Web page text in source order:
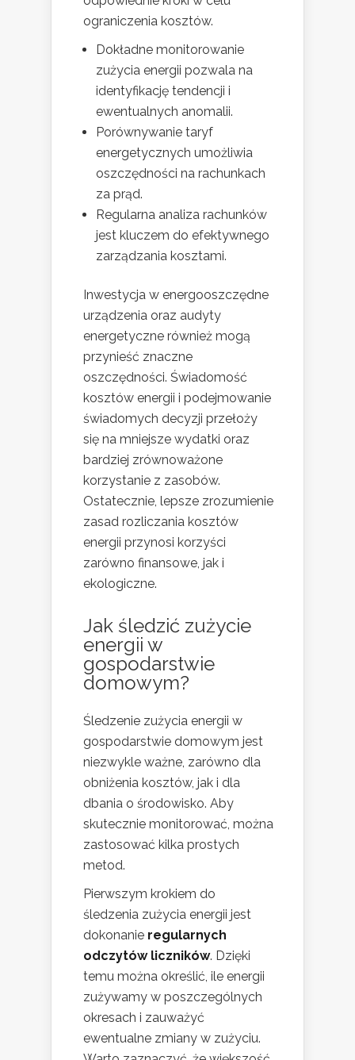
ograniczenia kosztów.
Dokładne monitorowanie
zużycia energii pozwala na
identyfikację tendencji i
ewentualnych anomalii.
Porównywanie taryf
energetycznych umożliwia
oszczędności na rachunkach
za prąd.
Regularna analiza rachunków
jest kluczem do efektywnego
zarządzania kosztami.
Inwestycja w energooszczędne
urządzenia oraz audyty
energetyczne również mogą
przynieść znaczne
oszczędności. Świadomość
kosztów energii i podejmowanie
świadomych decyzji przełoży
się na mniejsze wydatki oraz
bardziej zrównoważone
korzystanie z zasobów.
Ostatecznie, lepsze zrozumienie
zasad rozliczania kosztów
energii przynosi korzyści
zarówno finansowe, jak i
ekologiczne.
Jak śledzić zużycie
energii w
gospodarstwie
domowym?
Śledzenie zużycia energii w
gospodarstwie domowym jest
niezwykle ważne, zarówno dla
obniżenia kosztów, jak i dla
dbania o środowisko. Aby
skutecznie monitorować, można
zastosować kilka prostych
metod.
Pierwszym krokiem do
śledzenia zużycia energii jest
dokonanie regularnych
odczytów liczników. Dzięki
temu można określić, ile energii
zużywamy w poszczególnych
okresach i zauważyć
ewentualne zmiany w zużyciu.